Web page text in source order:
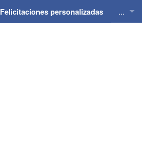
Felicitaciones personalizadas ...